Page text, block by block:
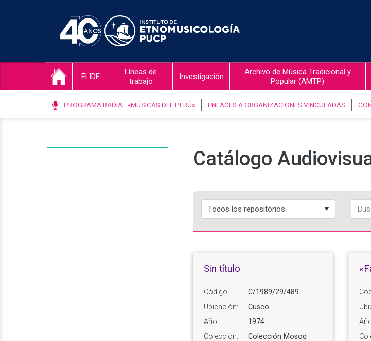
El IDE
Líneas de
trabajo
Investigación
Archivo de Música Tradicional y
Popular (AMTP)
PROGRAMA RADIAL «MÚSICAS DEL PERÚ» ENLACES A ORGANIZACIONES VINCULADAS
Catálogo
Sin título
Código:
C/1989/29/489
Ubicación:
Cusco
Año:
1974
Colección:
Colección Mosoq